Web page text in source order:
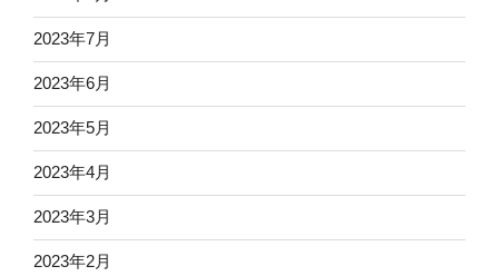
2023年7月
2023年6月
2023年5月
2023年4月
2023年3月
2023年2月